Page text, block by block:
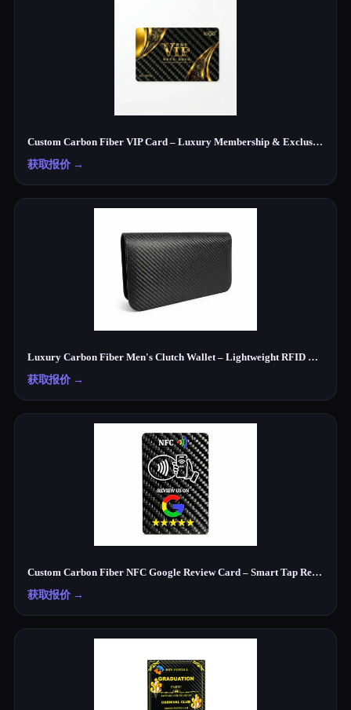
Custom Carbon Fiber VIP Card – Luxury Membership & Exclusive Club Card
获取报价→
Luxury Carbon Fiber Men's Clutch Wallet – Lightweight RFID Travel Organizer
获取报价→
Custom Carbon Fiber NFC Google Review Card – Smart Tap Review Card for Businesses
获取报价→